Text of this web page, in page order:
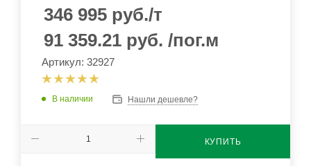
346 995 руб./т
91 359.21 руб. /пог.м
Артикул: 32927
В наличии Нашли дешевле?
КУПИТЬ